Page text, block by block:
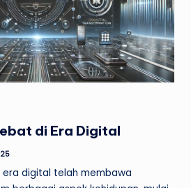
di Era Digital
digital telah membawa